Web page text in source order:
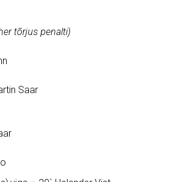
tõrjus penalti)
Saar